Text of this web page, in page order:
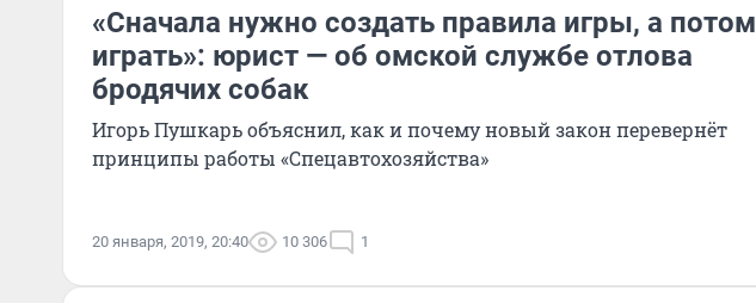
«Сначала нужно создать правила игры, а потом
играть»: юрист — об омской службе отлова
бродячих собак
Игорь Пушкарь объяснил, как и почему новый закон перевернёт
принципы работы «Спецавтохозяйства»
20 января, 2019, 20:40 10 306 1